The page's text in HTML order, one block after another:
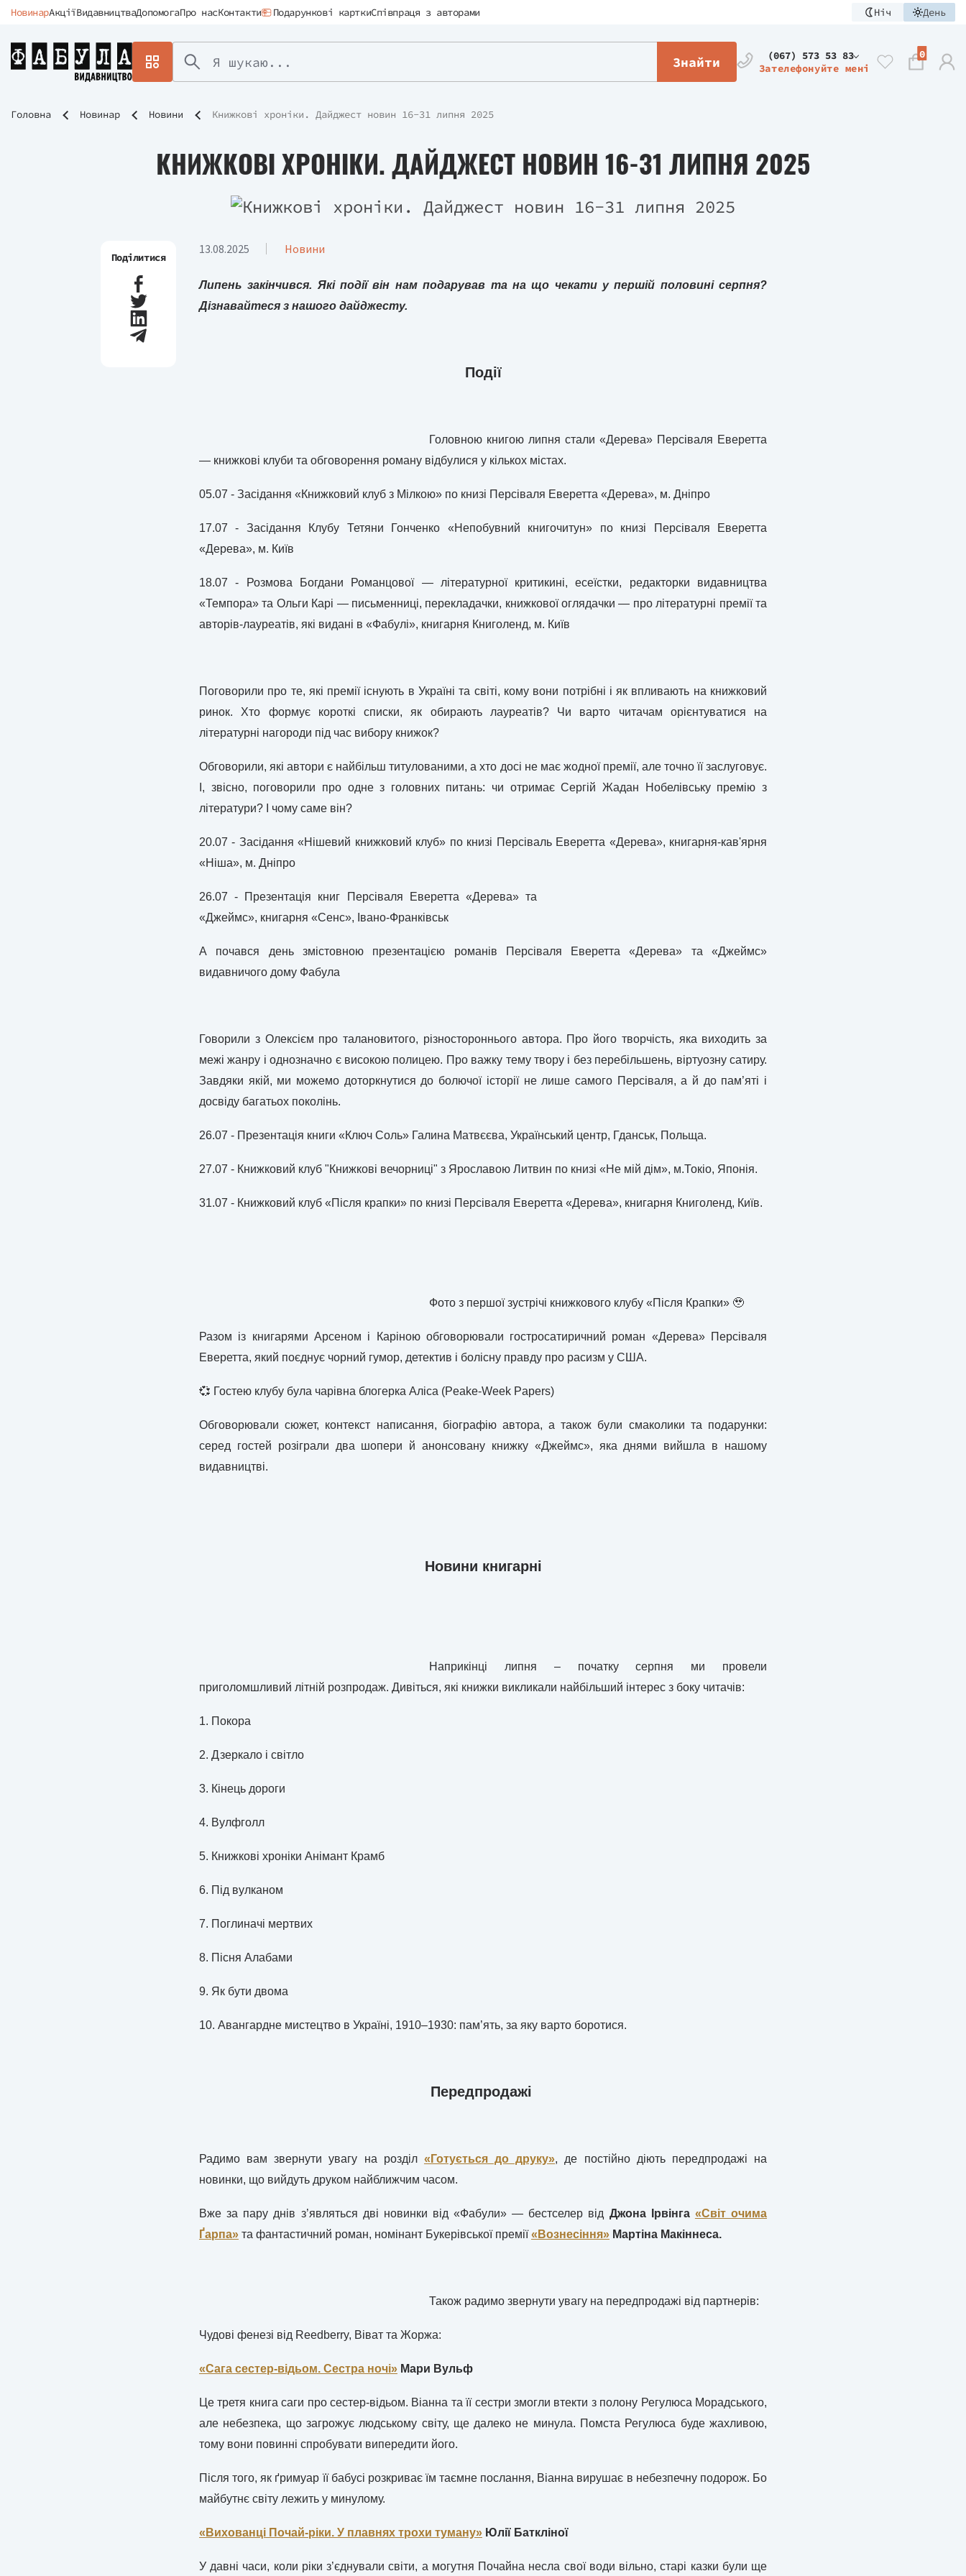
НовинарАкціїВидавництваДопомогаПро насКонтакти Подарункові карткиСпівпраця з авторами Ніч День
Знайти
(067) 573 53 83
Зателефонуйте мені
0
Головна Новинар Новини Книжкові хроніки. Дайджест новин 16-31 липня 2025
КНИЖКОВІ ХРОНІКИ. ДАЙДЖЕСТ НОВИН 16-31 ЛИПНЯ 2025
13.08.2025 Новини
Поділитися
Липень закінчився. Які події він нам подарував та на що чекати у першій половині серпня?
Дізнавайтеся з нашого дайджесту.
Події
Головною книгою липня стали «Дерева» Персіваля Еверетта
— книжкові клуби та обговорення роману відбулися у кількох містах.
05.07 - Засідання «Книжковий клуб з Мілкою» по книзі Персіваля Еверетта «Дерева», м. Дніпро
17.07 - Засідання Клубу Тетяни Гонченко «Непобувний книгочитун» по книзі Персіваля Еверетта
«Дерева», м. Київ
18.07 - Розмова Богдани Романцової — літературної критикині, есеїстки, редакторки видавництва
«Темпора» та Ольги Карі — письменниці, перекладачки, книжкової оглядачки — про літературні премії та
авторів-лауреатів, які видані в «Фабулі», книгарня Книголенд, м. Київ
Поговорили про те, які премії існують в Україні та світі, кому вони потрібні і як впливають на книжковий
ринок. Хто формує короткі списки, як обирають лауреатів? Чи варто читачам орієнтуватися на
літературні нагороди під час вибору книжок?
Обговорили, які автори є найбільш титулованими, а хто досі не має жодної премії, але точно її заслуговує.
І, звісно, поговорили про одне з головних питань: чи отримає Сергій Жадан Нобелівську премію з
літератури? І чому саме він?
20.07 - Засідання «Нішевий книжковий клуб» по книзі Персіваль Еверетта «Дерева», книгарня-кав'ярня
«Ніша», м. Дніпро
26.07 - Презентація книг Персіваля Еверетта «Дерева» та
«Джеймс», книгарня «Сенс», Івано-Франківськ
А почався день змістовною презентацією романів Персіваля Еверетта «Дерева» та «Джеймс»
видавничого дому Фабула
Говорили з Олексієм про талановитого, різностороннього автора. Про його творчість, яка виходить за
межі жанру і однозначно є високою полицею. Про важку тему твору і без перебільшень, віртуозну сатиру.
Завдяки якій, ми можемо доторкнутися до болючої історії не лише самого Персіваля, а й до пам’яті і
досвіду багатьох поколінь.
26.07 - Презентація книги «Ключ Соль» Галина Матвєєва, Український центр, Гданськ, Польща.
27.07 - Книжковий клуб "Книжкові вечорниці" з Ярославою Литвин по книзі «Не мій дім», м.Токіо, Японія.
31.07 - Книжковий клуб «Після крапки» по книзі Персіваля Еверетта «Дерева», книгарня Книголенд, Київ.
Фото з першої зустрічі книжкового клубу «Після Крапки» 🥹
Разом із книгарями Арсеном і Каріною обговорювали гостросатиричний роман «Дерева» Персіваля
Еверетта, який поєднує чорний гумор, детектив і болісну правду про расизм у США.
💞 Гостею клубу була чарівна блогерка Аліса (Peake-Week Papers)
Обговорювали сюжет, контекст написання, біографію автора, а також були смаколики та подарунки:
серед гостей розіграли два шопери й анонсовану книжку «Джеймс», яка днями вийшла в нашому
видавництві.
Новини книгарні
Наприкінці липня – початку серпня ми провели
приголомшливий літній розпродаж. Дивіться, які книжки викликали найбільший інтерес з боку читачів:
1. Покора
2. Дзеркало і світло
3. Кінець дороги
4. Вулфголл
5. Книжкові хроніки Анімант Крамб
6. Під вулканом
7. Поглиначі мертвих
8. Пісня Алабами
9. Як бути двома
10. Авангардне мистецтво в Україні, 1910–1930: пам’ять, за яку варто боротися.
Передпродажі
Радимо вам звернути увагу на розділ «Готується до друку», де постійно діють передпродажі на
новинки, що вийдуть друком найближчим часом.
Вже за пару днів з’являться дві новинки від «Фабули» — бестселер від Джона Ірвінга «Світ очима
Ґарпа» та фантастичний роман, номінант Букерівської премії«Вознесіння» Мартіна Макіннеса.
Також радимо звернути увагу на передпродажі від партнерів:
Чудові фенезі від Reedberry, Віват та Жоржа:
«Сага сестер-відьом. Сестра ночі» Мари Вульф
Це третя книга саги про сестер-відьом. Віанна та її сестри змогли втекти з полону Регулюса Морадського,
але небезпека, що загрожує людському світу, ще далеко не минула. Помста Регулюса буде жахливою,
тому вони повинні спробувати випередити його.
Після того, як ґримуар її бабусі розкриває їм таємне послання, Віанна вирушає в небезпечну подорож. Бо
майбутнє світу лежить у минулому.
«Вихованці Почай-ріки. У плавнях трохи туману» Юлії Баткліної
У давні часи, коли ріки з’єднували світи, а могутня Почайна несла свої води вільно, старі казки були ще